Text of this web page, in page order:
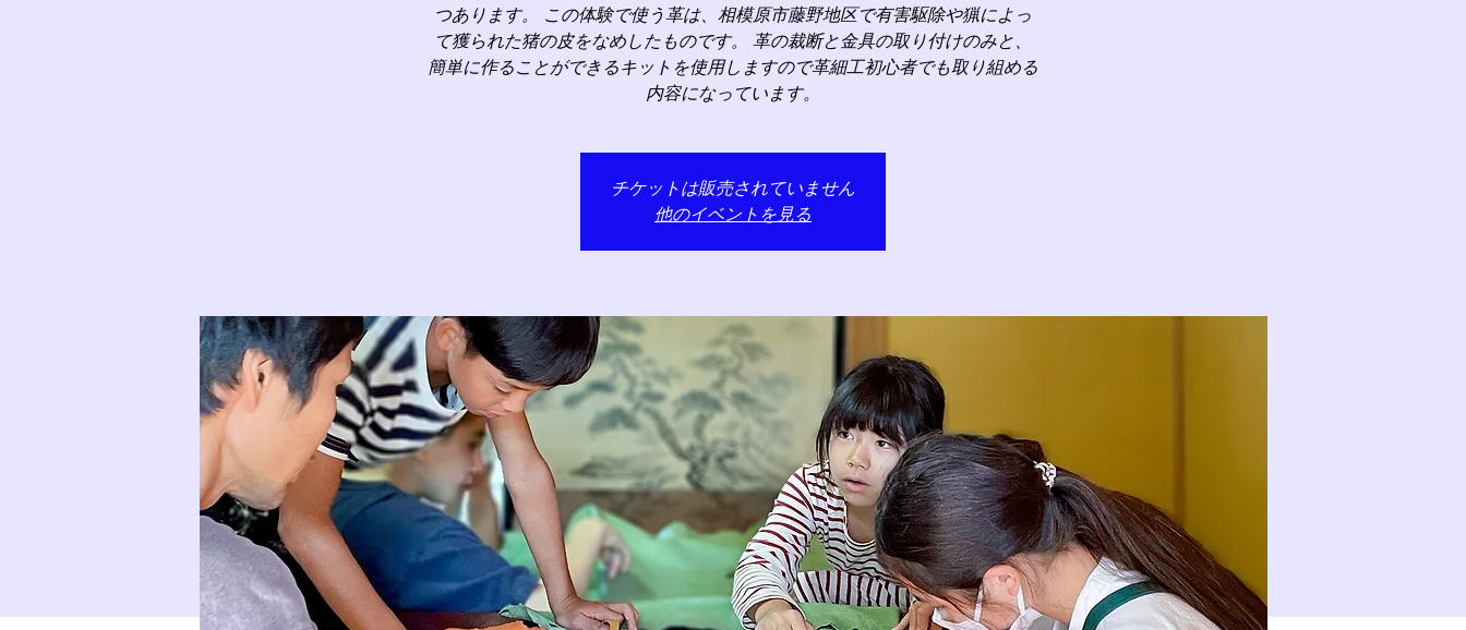
つあります。 この体験で使う革は、相模原市藤野地区で有害駆除や猟によっ
て獲られた猪の皮をなめしたものです。 革の裁断と金具の取り付けのみと、
簡単に作ることができるキットを使用しますので革細工初心者でも取り組める
内容になっています。
チケットは販売されていません
他のイベントを見る